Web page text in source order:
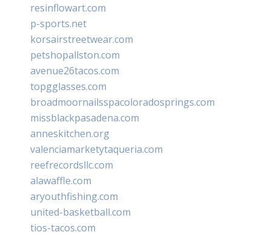
resinflowart.com
p-sports.net
korsairstreetwear.com
petshopallston.com
avenue26tacos.com
topgglasses.com
broadmoornailsspacoloradosprings.com
missblackpasadena.com
anneskitchen.org
valenciamarketytaqueria.com
reefrecordsllc.com
alawaffle.com
aryouthfishing.com
united-basketball.com
tios-tacos.com